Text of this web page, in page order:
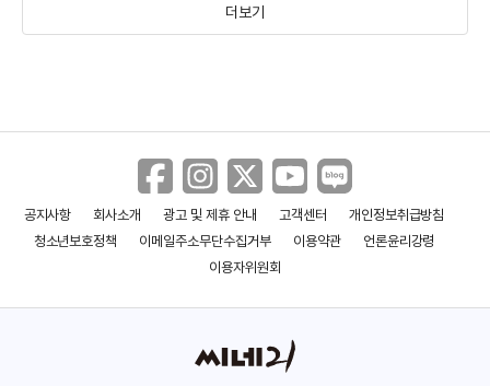
무림축구 정복의 신 징기즈칸
더보기
공지사항 회사소개 광고 및 제휴 안내 고객센터
개인정보취급방침
청소년보호정책
이메일주소무단수집거부 이용약관
언론윤리강령
이용자위원회